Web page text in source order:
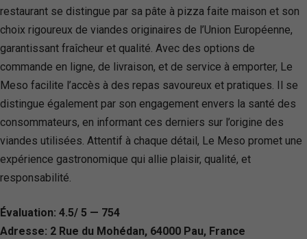
restaurant se distingue par sa pâte à pizza faite maison et son
choix rigoureux de viandes originaires de l’Union Européenne,
garantissant fraîcheur et qualité. Avec des options de
commande en ligne, de livraison, et de service à emporter, Le
Meso facilite l’accès à des repas savoureux et pratiques. Il se
distingue également par son engagement envers la santé des
consommateurs, en informant ces derniers sur l’origine des
viandes utilisées. Attentif à chaque détail, Le Meso promet une
expérience gastronomique qui allie plaisir, qualité, et
responsabilité.
Évaluation: 4.5/ 5 — 754
Adresse: 2 Rue du Mohédan, 64000 Pau, France